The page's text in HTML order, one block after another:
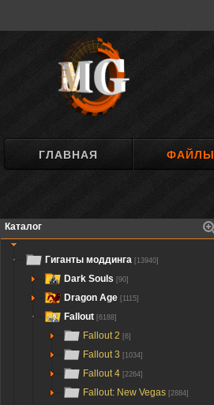
ГЛАВНАЯ ФАЙЛЫ
Каталог
Гиганты моддинга [13940]
Dark Souls [90]
Dragon Age [1115]
Fallout [6188]
Fallout 2 [6]
Fallout 3 [1034]
Fallout 4 [2264]
Fallout: New Vegas [2884]